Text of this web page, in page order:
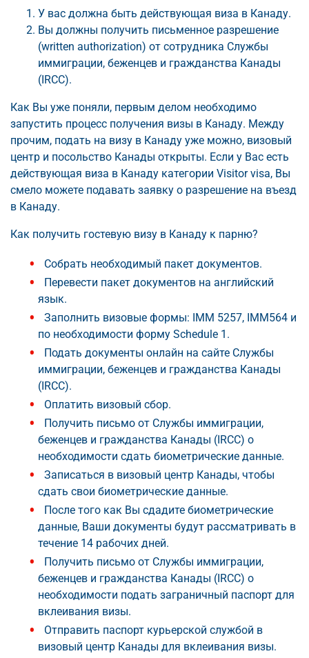
У вас должна быть действующая виза в Канаду.
Вы должны получить письменное разрешение
(written authorization) от сотрудника Службы
иммиграции, беженцев и гражданства Канады
(IRCC).
Как Вы уже поняли, первым делом необходимо
запустить процесс получения визы в Канаду. Между
прочим, подать на визу в Канаду уже можно, визовый
центр и посольство Канады открыты. Если у Вас есть
действующая виза в Канаду категории Visitor visa, Вы
смело можете подавать заявку о разрешение на въезд
в Канаду.
Как получить гостевую визу в Канаду к парню?
Собрать необходимый пакет документов.
Перевести пакет документов на английский
язык.
Заполнить визовые формы: IMM 5257, IMM564 и
по необходимости форму Schedule 1.
Подать документы онлайн на сайте Службы
иммиграции, беженцев и гражданства Канады
(IRCC).
Оплатить визовый сбор.
Получить письмо от Службы иммиграции,
беженцев и гражданства Канады (IRCC) о
необходимости сдать биометрические данные.
Записаться в визовый центр Канады, чтобы
сдать свои биометрические данные.
После того как Вы сдадите биометрические
данные, Ваши документы будут рассматривать в
течение 14 рабочих дней.
Получить письмо от Службы иммиграции,
беженцев и гражданства Канады (IRCC) о
необходимости подать заграничный паспорт для
вклеивания визы.
Отправить паспорт курьерской службой в
визовый центр Канады для вклеивания визы.